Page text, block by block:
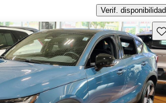
Verif. disponibilidad